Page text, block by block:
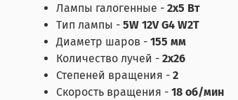
Лампы галогенные - 2x5 Вт
Тип лампы - 5W 12V G4 W2T
Диаметр шаров - 155 мм
Количество лучей - 2х26
Степеней вращения - 2
Скорость вращения - 18 об/мин